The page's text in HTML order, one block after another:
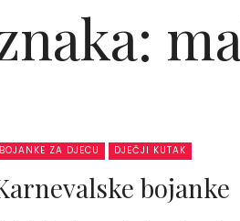
BOJANKE ZA DJECU DJEČJI KUTAK
bojanke